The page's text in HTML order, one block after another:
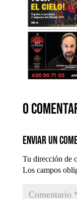
0
Enviar un
Tu dirección de
Los campos